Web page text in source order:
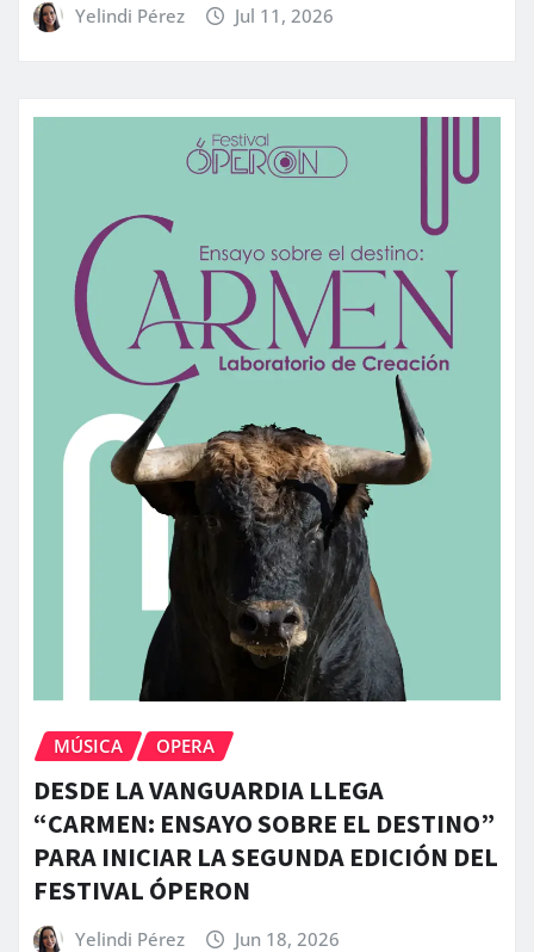
Yelindi Pérez Jul 11, 2026
MÚSICA OPERA
DESDE LA VANGUARDIA LLEGA
“CARMEN: ENSAYO SOBRE EL DESTINO”
PARA INICIAR LA SEGUNDA EDICIÓN DEL
FESTIVAL ÓPERON
Yelindi Pérez Jun 18, 2026